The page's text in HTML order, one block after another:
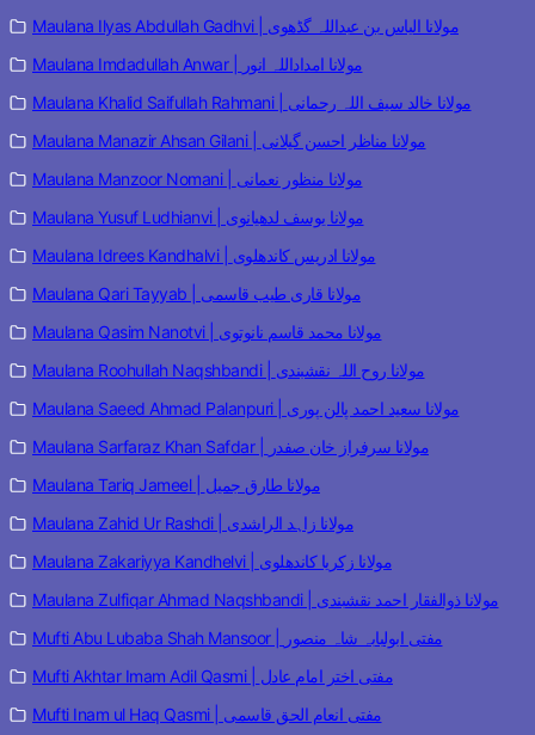
Maulana Ilyas Abdullah Gadhvi | مولانا الیاس بن عبداللہ گڈھوی
Maulana Imdadullah Anwar | مولانا امداداللہ انور
Maulana Khalid Saifullah Rahmani | مولانا خالد سیف اللہ رحمانی
Maulana Manazir Ahsan Gilani | مولانا مناظر احسن گیلانی
Maulana Manzoor Nomani | مولانا منظور نعمانی
Maulana Yusuf Ludhianvi | مولانا یوسف لدھیانوی
Maulana Idrees Kandhalvi | مولانا ادریس کاندھلوی
Maulana Qari Tayyab | مولانا قاری طیب قاسمی
Maulana Qasim Nanotvi | مولانا محمد قاسم نانوتوی
Maulana Roohullah Naqshbandi | مولانا روح اللہ نقشبندی
Maulana Saeed Ahmad Palanpuri | مولانا سعید احمد پالن پوری
Maulana Sarfaraz Khan Safdar | مولانا سرفراز خان صفدر
Maulana Tariq Jameel | مولانا طارق جمیل
Maulana Zahid Ur Rashdi | مولانا زاہد الراشدی
Maulana Zakariyya Kandhelvi | مولانا زکریا کاندھلوی
Maulana Zulfiqar Ahmad Naqshbandi | مولانا ذوالفقار احمد نقشبندی
Mufti Abu Lubaba Shah Mansoor | مفتی ابولبابہ شاہ منصور
Mufti Akhtar Imam Adil Qasmi | مفتی اختر امام عادل
Mufti Inam ul Haq Qasmi | مفتی انعام الحق قاسمی